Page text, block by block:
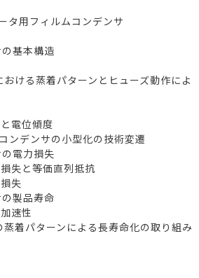
用フィルムコンデンサ
基本構造
ける蒸着パターンとヒューズ動作によ
電位傾度
デンサの小型化の技術変遷
電力損失
失と等価直列抵抗
失
製品寿命
速性
着パターンによる長寿命化の取り組み